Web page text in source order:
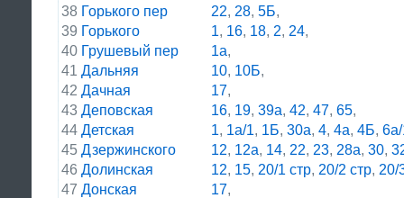
38 Горького пер 22, 28, 5Б,
39 Горького 1, 16, 18, 2, 24,
40 Грушевый пер 1а,
41 Дальняя 10, 10Б,
42 Дачная 17,
43 Деповская 16, 19, 39а, 42, 47, 65,
44 Детская 1, 1а/1, 1Б, 30а, 4, 4а, 4Б, 6а/
45 Дзержинского 12, 12а, 14, 22, 23, 28а, 30,
46 Долинская 12, 15, 20/1 стр, 20/2 стр, 20/
47 Донская 17,